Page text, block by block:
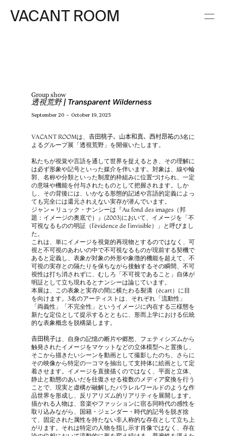
VACANT ROOM
Group show
透視荒野 | Transparent Wilderness
September 20 － October 19, 2025
VACANT ROOMは、𠮷田桃子、山本和真、西村昂祐の3名に
よるグループ展「透視荒野」を開催いたします。
私たちが視覚や言語を通して世界を捉えるとき、その理解に
は必ず形象や記号といった媒介を伴います。対象は、線や輪
郭、名称や分類といった制度的枠組みに位置づけられ、一定
の意味や機能を付与されたものとして把握されます。しか
し、その背後には、いかなる形態的記述や言語的定義によっ
ても完全には還元されえない実存が潜んでいます。
ジャン＝リュック・ナンシーは『Au fond des images（邦
題：イメージの奥底で）』(2003)において、イメージを「不
可視なるものの明証（l’évidence de l’invisible）」と呼びまし
た。
これは、単にイメージを視覚的再現物とするのではなく、可
視と不可視のあわいの中で不可視なるものが現前する契機で
あると定義し、表象が対象の外形や象徴的機能を超えて、不
可視の実存との隔たりを保ちながら接触するその瞬間、不可
視性は打ち消されずに、むしろ「不可視であること」自体が
明証として立ち現れるとナンシーは論じています。
本展は、この表象と実存の間に横たわる裂溝（écart）に目
を向けます。3名のアーティストは、それぞれ「流動性」
「両義性」「不完全性」というイメージに内在する三様態を
新たな定位として提示するとともに、形而上学における伝統
的な表象概念を脱構築します。
𠮷田桃子は、自身の記憶の断片や郷愁、フェティシズムから
触発されたイメージをマケットなどの立体模型へと置換し、
そこから描きたいシーンを動画として撮影したのち、さらに
その映像から特定の一コマを抽出して支持体に絵画として定
着させます。イメージを直接描くのではなく、平面と立体、
静止と動態のあいだを往復させる複数のメディア変換を行う
ことで、現実と虚構が融解したパラレルワールドのような作
品世界を形成し、反リアリズム的リアリティを展開します。
描かれる人物は、音楽やファッションに宿る同時代の感性を
取り込みながら、国籍・ジェンダー・時代的記号を脱ぎ捨
て、固定された属性を持たない非人称的な存在として立ち上
がります。それは特定の人物を指し示す肖像ではなく、存在